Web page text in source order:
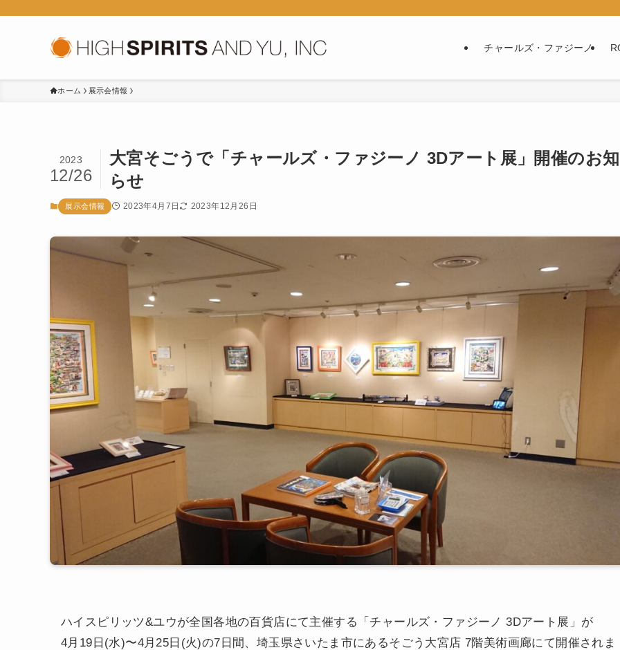
チャールズ・ファジーノ
ホーム 展示会情報
大宮そごうで「チャールズ・ファジーノ 3Dアート展」開催のお知
らせ
2023
12/26
展示会情報 2023年4月7日 2023年12月26日
ハイスピリッツ&ユウが全国各地の百貨店にて主催する「チャールズ・ファジーノ 3Dアート展」が
4月19日(水)〜4月25日(火)の7日間、埼玉県さいたま市にあるそごう大宮店 7階美術画廊にて開催されま